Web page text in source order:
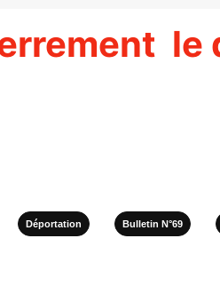
le
Déportation Bulletin N°69